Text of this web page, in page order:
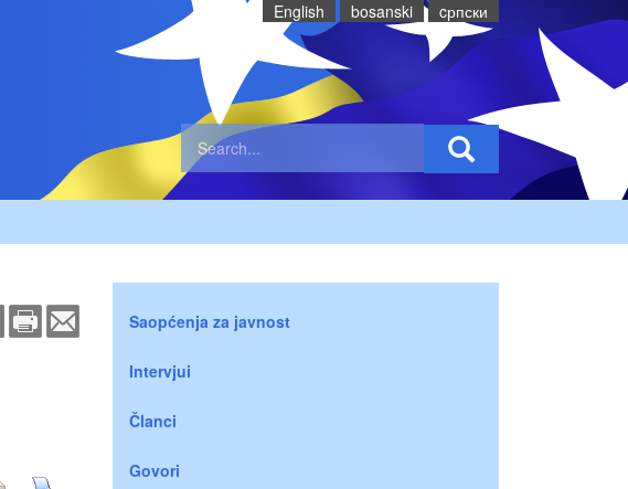
English bosanski cрпски
Saopćenja za javnost
Intervjui
Članci
Govori